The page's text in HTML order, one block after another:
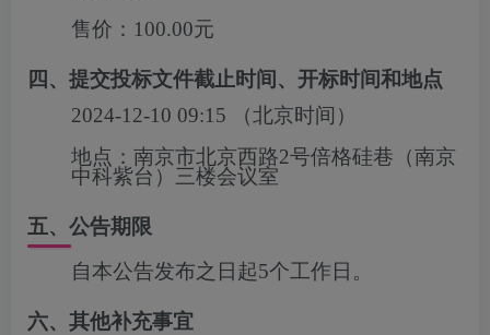
售价： 100.00元
四、提交投标文件截止时间、开标时间和地点
2024-12-10 09:15 （北京时间）
地点： 南京市北京西路2号倍格硅巷（南京
中科紫台）三楼会议室
五、公告期限
自本公告发布之日起5个工作日。
六、其他补充事宜